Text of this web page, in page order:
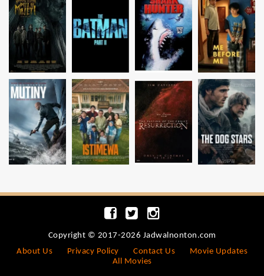
Copyright © 2017-2026 Jadwalnonton.com
About Us
Privacy Policy Contact Us
Movie Updates
All Movies